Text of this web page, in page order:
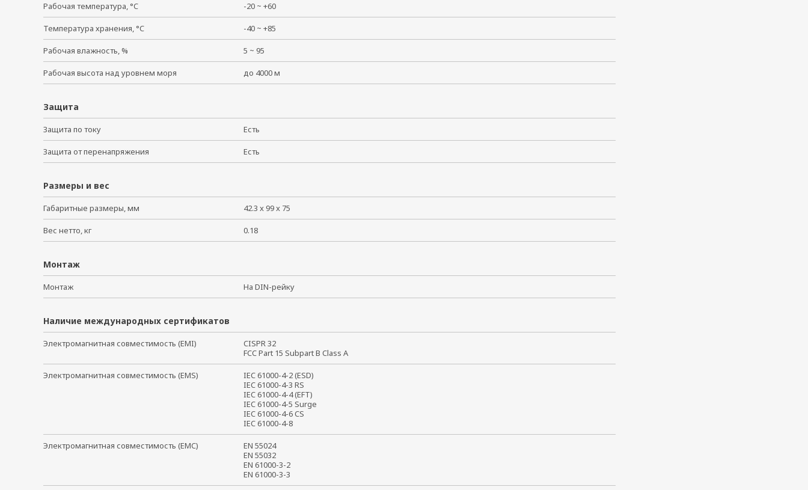
Рабочая температура, °C -20 ~ +60
Температура хранения, °C -40 ~ +85
Рабочая влажность, % 5 ~ 95
Рабочая высота над уровнем моря до 4000 м
Защита
Защита по току Есть
Защита от перенапряжения Есть
Размеры и вес
Габаритные размеры, мм 42.3 x 99 x 75
Вес нетто, кг 0.18
Монтаж
Монтаж На DIN-рейку
Наличие международных сертификатов
Электромагнитная совместимость (EMI)
CISPR 32
FCC Part 15 Subpart B Class A
Электромагнитная совместимость (EMS)
IEC 61000-4-2 (ESD)
IEC 61000-4-3 RS
IEC 61000-4-4 (EFT)
IEC 61000-4-5 Surge
IEC 61000-4-6 CS
IEC 61000-4-8
Электромагнитная совместимость (EMC)
EN 55024
EN 55032
EN 61000-3-2
EN 61000-3-3